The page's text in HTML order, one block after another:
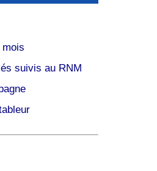
mois
suivis au RNM